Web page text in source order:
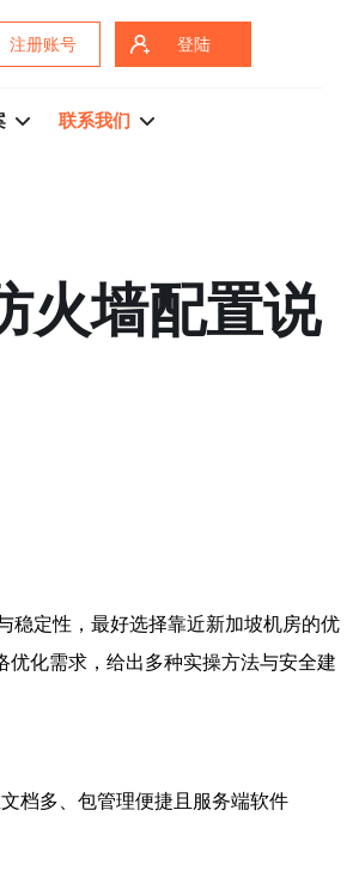
注册账号 登陆
联系我们
火墙配置说
稳定性，最好选择靠近新加坡机房的优
化需求，给出多种实操方法与安全建
档多、包管理便捷且服务端软件